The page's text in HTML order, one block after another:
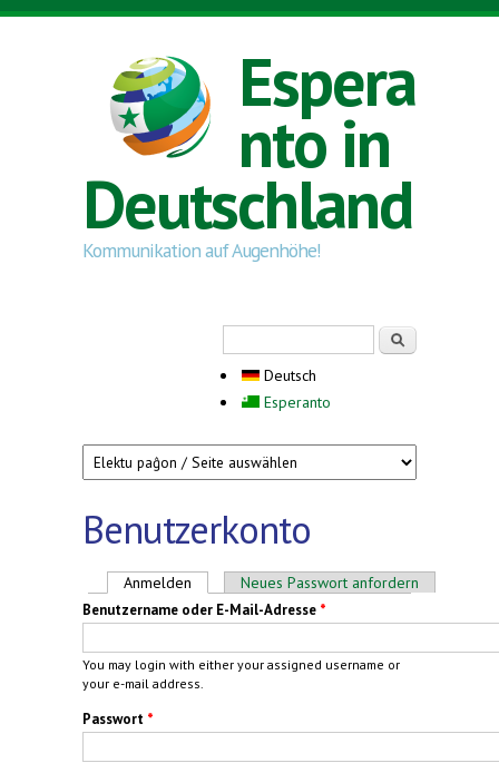
Direkt zum Inhalt
Espera
nto in
Deutschland
Kommunikation auf Augenhöhe!
Deutsch
Esperanto
Benutzerkonto
Haupt-Reiter
Anmelden (aktiver Reiter)
Neues Passwort anfordern
Benutzername oder E-Mail-Adresse *
You may login with either your assigned username or
your e-mail address.
Passwort *